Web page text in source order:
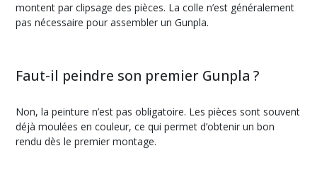
montent par clipsage des pièces. La colle n’est généralement
pas nécessaire pour assembler un Gunpla.
Faut-il peindre son premier Gunpla ?
Non, la peinture n’est pas obligatoire. Les pièces sont souvent
déjà moulées en couleur, ce qui permet d’obtenir un bon
rendu dès le premier montage.